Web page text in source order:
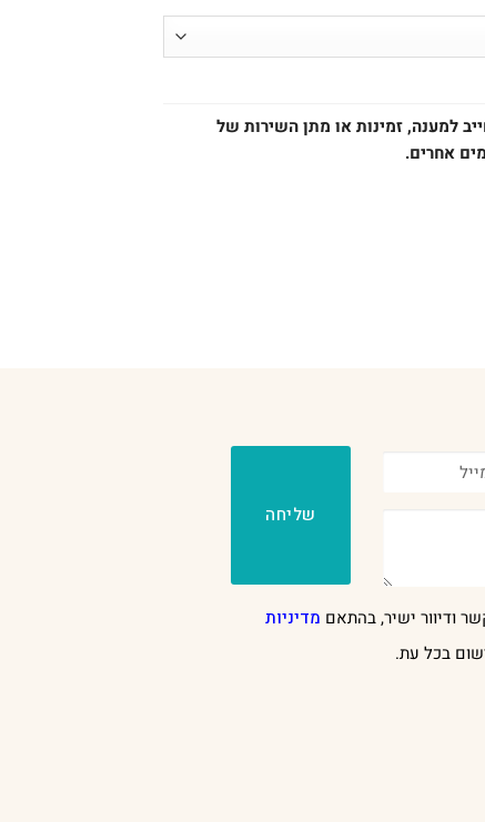
למענה, זמינות או מתן השירות של
אחרים.
ודיוור ישיר, בהתאם מדיניות
בכל עת.
שליחה